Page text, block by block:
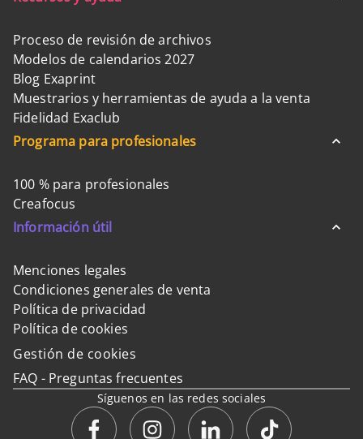
Proceso de revisión de archivos
Modelos de calendarios 2027
Blog Exaprint
Muestrarios y herramientas de ayuda a la venta
Fidelidad Exaclub
Programa para profesionales
100 % para profesionales
Creafocus
Información útil
Menciones legales
Condiciones generales de venta
Política de privacidad
Política de cookies
Gestión de cookies
FAQ - Preguntas frecuentes
Síguenos en las redes sociales